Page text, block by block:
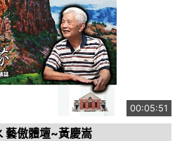
00:05:51
藝傲體壇~黃慶嵩